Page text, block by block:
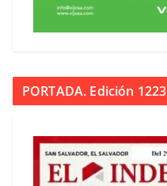
PORTADA. Edición 1223